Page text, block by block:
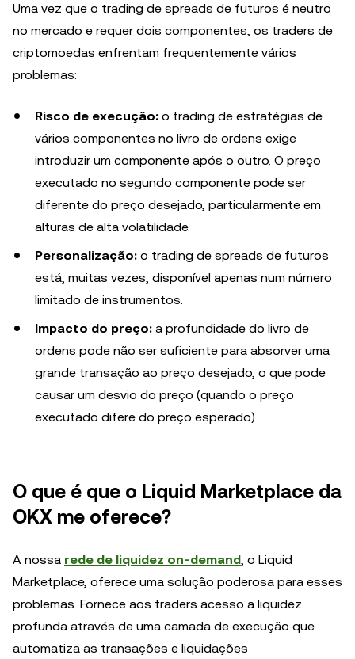
Uma vez que o trading de spreads de futuros é neutro
no mercado e requer dois componentes, os traders de
criptomoedas enfrentam frequentemente vários
problemas:
Risco de execução: o trading de estratégias de
vários componentes no livro de ordens exige
introduzir um componente após o outro. O preço
executado no segundo componente pode ser
diferente do preço desejado, particularmente em
alturas de alta volatilidade.
Personalização: o trading de spreads de futuros
está, muitas vezes, disponível apenas num número
limitado de instrumentos.
Impacto do preço: a profundidade do livro de
ordens pode não ser suficiente para absorver uma
grande transação ao preço desejado, o que pode
causar um desvio do preço (quando o preço
executado difere do preço esperado).
O que é que o Liquid Marketplace da
OKX me oferece?
A nossa rede de liquidez on-demand, o Liquid
Marketplace, oferece uma solução poderosa para esses
problemas. Fornece aos traders acesso a liquidez
profunda através de uma camada de execução que
automatiza as transações e liquidações